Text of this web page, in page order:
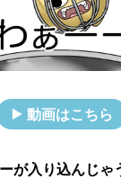
動画はこちら
が入り込んじゃ